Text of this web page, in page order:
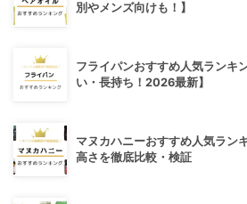
別やメンズ向けも！】
フライパンおすすめ人気ランキ
い・長持ち！2026最新】
マヌカハニーおすすめ人気ラン
高さを徹底比較・検証